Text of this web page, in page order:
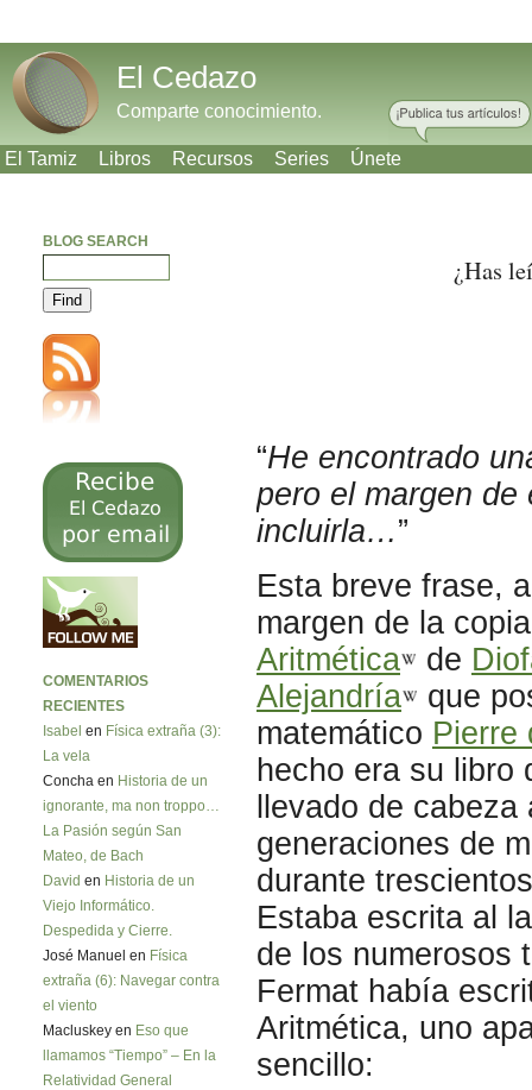
El Cedazo
Comparte conocimiento.
El Tamiz Libros Recursos Series Únete
¿Has
MeneameBitacoras
“He encontrado
pero el margen de
incluirla…”
Esta breve frase,
margen de la
Aritmética
de
Alejandría
que
matemático Pierre
hecho era su libro
llevado de cabeza
generaciones de
durante
Estaba escrita al
de los numerosos
Fermat había
Aritmética, uno
sencillo:
BLOG SEARCH
COMENTARIOS
RECIENTES
Isabel en Física extraña (3):
La vela
Concha en Historia de un
ignorante, ma non troppo…
La Pasión según San
Mateo, de Bach
David en Historia de un
Viejo Informático.
Despedida y Cierre.
José Manuel en Física
extraña (6): Navegar contra
el viento
Macluskey en Eso que
llamamos “Tiempo” – En la
Relatividad General